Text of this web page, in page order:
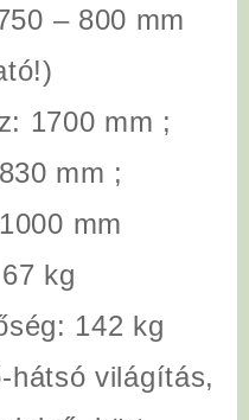
– 800 mm
1700 mm ;
mm ;
mm
67 kg
142 kg
hátsó világítás,